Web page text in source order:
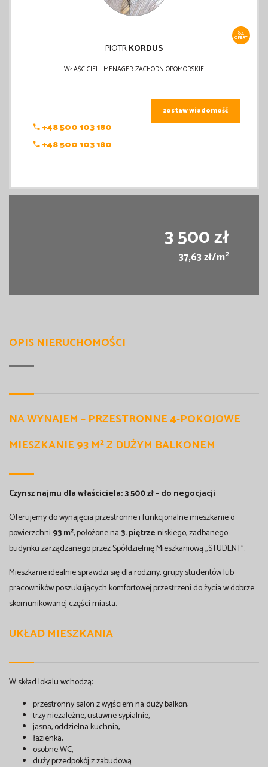
84
OFERT
PIOTRKORDUS
WŁAŚCICIEL- MENAGER ZACHODNIOPOMORSKIE
+48 500 103 180
+48 500 103 180
zostaw wiadomość
3 500 zł
37,63 zł/m2
OPIS NIERUCHOMOŚCI
NA WYNAJEM – PRZESTRONNE 4-POKOJOWE
MIESZKANIE 93 M² Z DUŻYM BALKONEM
Czynsz najmu dla właściciela: 3 500 zł – do negocjacji
Oferujemy do wynajęcia przestronne i funkcjonalne mieszkanie o
powierzchni 93 m², położone na3. piętrzeniskiego, zadbanego
budynku zarządzanego przez Spółdzielnię Mieszkaniową „STUDENT”.
Mieszkanie idealnie sprawdzi się dla rodziny, grupy studentów lub
pracowników poszukujących komfortowej przestrzeni do życia w dobrze
skomunikowanej części miasta.
UKŁAD MIESZKANIA
W skład lokalu wchodzą:
przestronny salon z wyjściem na duży balkon,
trzy niezależne, ustawne sypialnie,
jasna, oddzielna kuchnia,
łazienka,
osobne WC,
duży przedpokój z zabudową.